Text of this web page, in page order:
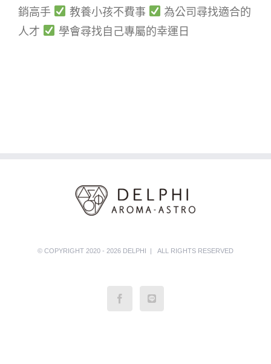
銷高手
教養小孩不費事
為公司尋找適合的
人才
學會尋找自己專屬的幸運日
© COPYRIGHT 2020 - 2026 DELPHI | ALL RIGHTS RESERVED